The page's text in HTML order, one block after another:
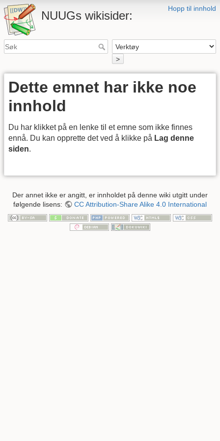
Hopp til innhold
NUUGs wikisider:
>
Dette emnet har ikke noe
innhold
Du har klikket på en lenke til et emne som ikke finnes
ennå. Du kan opprette det ved å klikke på Lag denne
siden.
Der annet ikke er angitt, er innholdet på denne wiki utgitt under
følgende lisens:
CC Attribution-Share Alike 4.0 International